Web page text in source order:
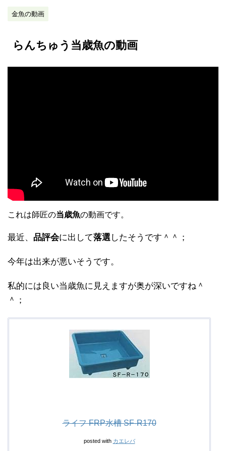
金魚の動画
らんちゅう当歳魚の動画
これは師匠の当歳魚の動画です。
最近、 品評会に出して落選 したそうです＾＾；
今年は出来が悪いそうです。
私的には良い当歳魚に見えますが奥が深いですね＾
＾；
ライフ FRP水槽 SF-R170
posted with カエレバ